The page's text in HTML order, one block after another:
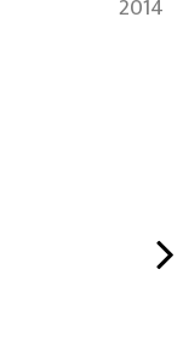
2014